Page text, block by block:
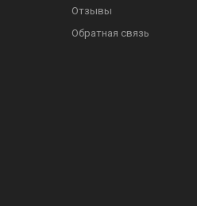
Отзывы
Обратная связь